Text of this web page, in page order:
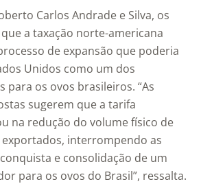
Carlos Andrade e Silva, os
a taxação norte-americana
de expansão que poderia
Unidos como um dos
para os ovos brasileiros. “As
sugerem que a tarifa
na redução do volume físico de
interrompendo as
e consolidação de um
para os ovos do Brasil”, ressalta.